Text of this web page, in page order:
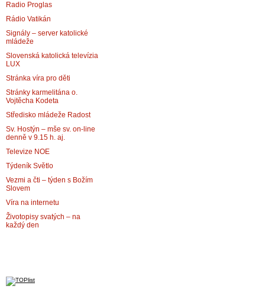
Radio Proglas
Rádio Vatikán
Signály – server katolické
mládeže
Slovenská katolická televízia
LUX
Stránka víra pro děti
Stránky karmelitána o.
Vojtěcha Kodeta
Středisko mládeže Radost
Sv. Hostýn – mše sv. on-line
denně v 9.15 h. aj.
Televize NOE
Týdeník Světlo
Vezmi a čti – týden s Božím
Slovem
Víra na internetu
Životopisy svatých – na
každý den